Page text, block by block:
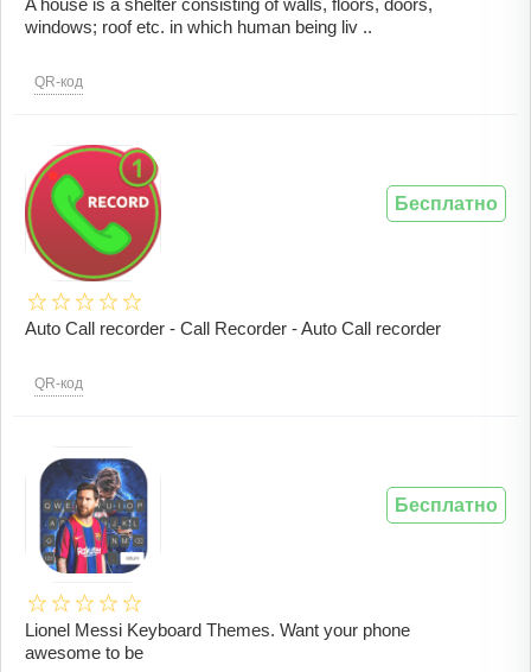
A house is a shelter consisting of walls, floors, doors,
windows; roof etc. in which human being liv ..
QR-код
Auto Call recorder - Call Recorder - Auto Call recorder
QR-код
Бесплатно
Lionel Messi Keyboard Themes. Want your phone
awesome to be
Бесплатно